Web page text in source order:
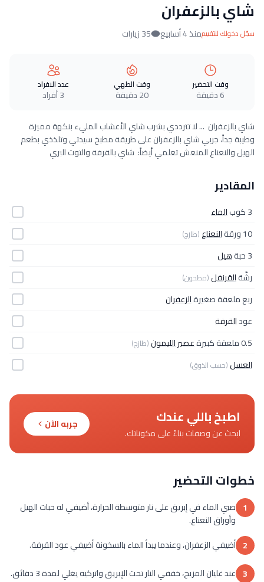
شاي بالزعفران
سجّل دخولك للتقييممنذ 4 أسابيع 35 زيارات
وقت التحضير
6 دقيقة
وقت الطهي
20 دقيقة
عدد الافراد
3 أفراد
شاي بالزعفران ... لا تترددي بشرب شاي الأعشاب المليء بنكهة مميزة
وطيبة جداً، جربي شاي بالزعفران على طريقة مطبخ سيدتي وتلذذي بطعم
الهيل والنعناع المنعش تعلمي أيضاً: شاي بالقرفة والتوت البري
المقادير
3 كوب
الماء
10 ورقة
النعناع(طازج)
3 حبة
هيل
رشّةالقرنفل(مطحون)
ربع ملعقة صغيرةالزعفران
عودالقرفة
0.5 ملعقة كبيرة
عصير الليمون(طازج)
العسل(حسب الذوق)
اطبخ باللي عندك
ابحث عن وصفات بناءً على مكوناتك.
جربه الآن
خطوات التحضير
1 صبي الماء في إبريق على نار متوسطة الحرارة، أضيفي له حبات الهيل
وأوراق النعناع.
2 أضيفي الزعفران، وعندما يبدأ الماء بالسخونة أضيفي عود القرفة.
3 عند غليان المزيج، خففي النار تحت الإبريق واتركيه يغلي لمدة 3 دقائق.